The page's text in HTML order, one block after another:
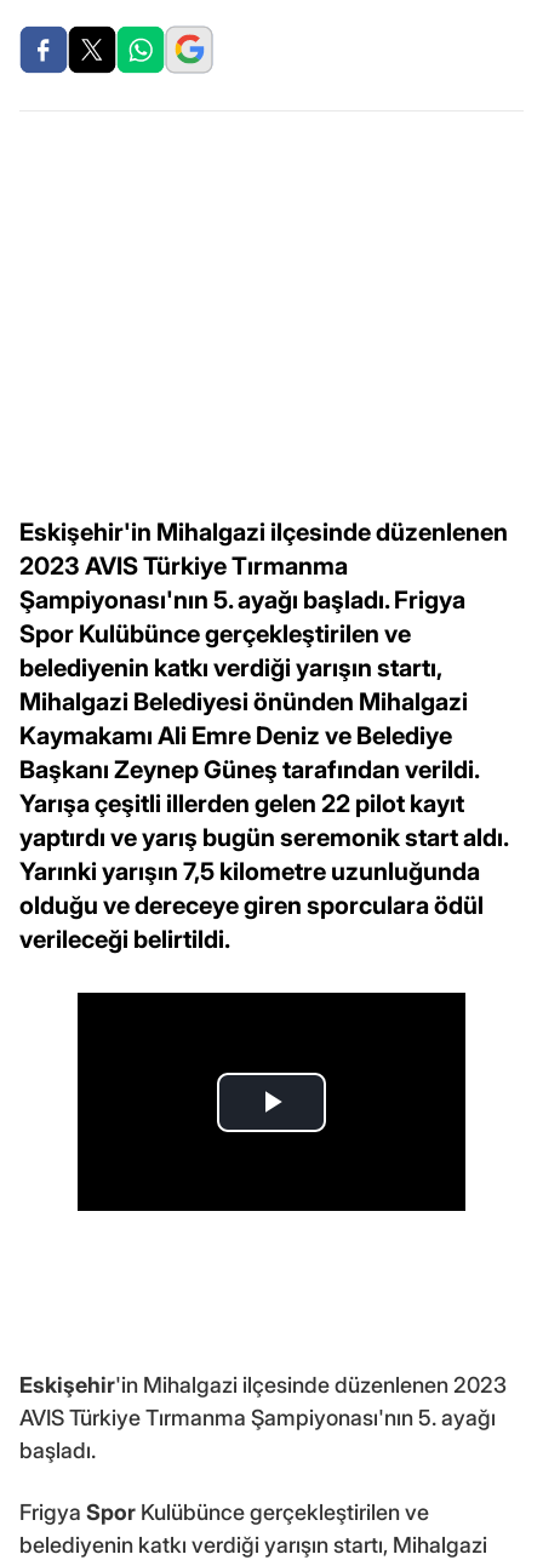
Eskişehir'in Mihalgazi ilçesinde düzenlenen
2023 AVIS Türkiye Tırmanma
Şampiyonası'nın 5. ayağı başladı. Frigya
Spor Kulübünce gerçekleştirilen ve
belediyenin katkı verdiği yarışın startı,
Mihalgazi Belediyesi önünden Mihalgazi
Kaymakamı Ali Emre Deniz ve Belediye
Başkanı Zeynep Güneş tarafından verildi.
Yarışa çeşitli illerden gelen 22 pilot kayıt
yaptırdı ve yarış bugün seremonik start aldı.
Yarınki yarışın 7,5 kilometre uzunluğunda
olduğu ve dereceye giren sporculara ödül
verileceği belirtildi.
Eskişehir'in Mihalgazi ilçesinde düzenlenen 2023
AVIS Türkiye Tırmanma Şampiyonası'nın 5. ayağı
başladı.
Frigya Spor Kulübünce gerçekleştirilen ve
belediyenin katkı verdiği yarışın startı, Mihalgazi